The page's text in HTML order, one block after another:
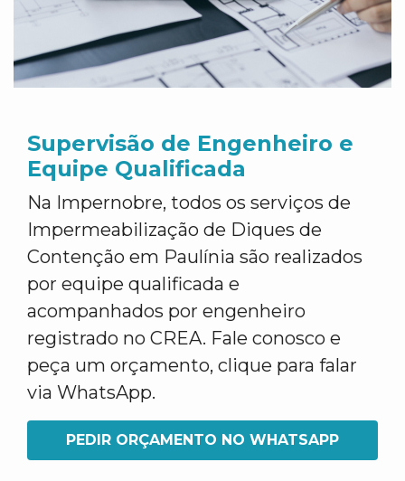
Supervisão de Engenheiro e
Equipe Qualificada
Na Impernobre, todos os serviços de
Impermeabilização de Diques de
Contenção em Paulínia são realizados
por equipe qualificada e
acompanhados por engenheiro
registrado no CREA. Fale conosco e
peça um orçamento, clique para falar
via WhatsApp.
PEDIR ORÇAMENTO NO WHATSAPP